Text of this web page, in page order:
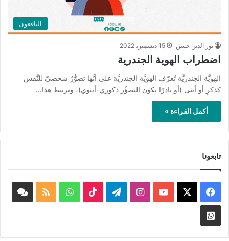
اليافعون
نور الدين حسن 15 ديسمبر، 2022
اضطراب الهوية الجندرية
الهويَّة الجندريَّة تُعرّف الهويَّة الجندريَّة على أنَّها تصوُّرٌ شخصيّ للنَّفس
كذكرٍ أو أنثى (أو نادرًا يكون التصوُّر ذكوري-أنثوي)، ويرتبط هذا…
أكمل القراءة »
تابعونا
فيسبوك ‫YouTubeانستقرامتيلقرام ‫TikTokواتسابملخص
Whatsapp
Channel